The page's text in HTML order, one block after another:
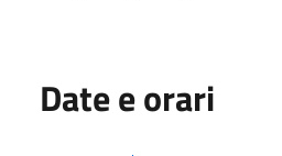
Date e orari